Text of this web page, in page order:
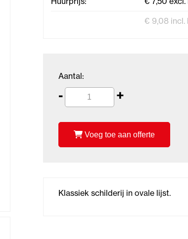
€ 9,08 incl.
Aantal:
- +
Voeg toe aan offerte
Klassiek schilderij in ovale lijst.